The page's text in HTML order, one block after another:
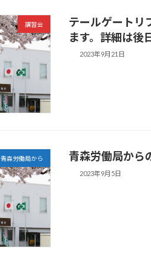
講習会
テールゲートリ
ます。詳細は後
2023年9月21日
青森労働局から 青森労働局か
2023年9月5日